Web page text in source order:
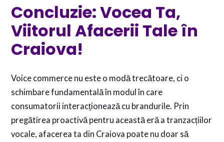
Concluzie: Vocea Ta,
Viitorul Afacerii Tale în
Craiova!
Voice commerce nu este o modă trecătoare, ci o
schimbare fundamentală în modul în care
consumatorii interacționează cu brandurile. Prin
pregătirea proactivă pentru această eră a tranzacțiilor
vocale, afacerea ta din Craiova poate nu doar să